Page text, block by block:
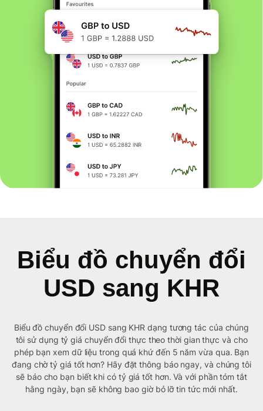
Biểu đồ chuyển đổi
USD sang KHR
Biểu đồ chuyển đổi USD sang KHR dạng tương tác của chúng
tôi sử dụng tỷ giá chuyển đổi thực theo thời gian thực và cho
phép bạn xem dữ liệu trong quá khứ đến 5 năm vừa qua. Bạn
đang chờ tỷ giá tốt hơn? Hãy đặt thông báo ngay, và chúng tôi
sẽ báo cho bạn biết khi có tỷ giá tốt hơn. Và với phần tóm tắt
hằng ngày, bạn sẽ không bao giờ bỏ lỡ tin tức mới nhất.